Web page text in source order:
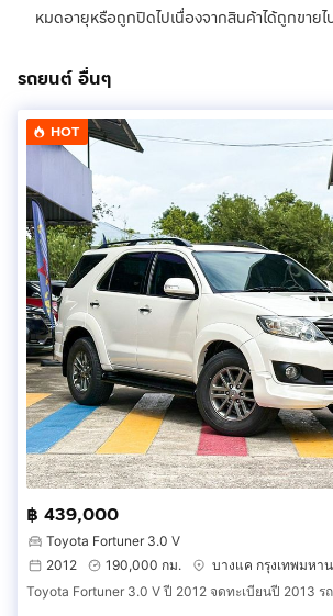
หมดอายุหรือถูกปิดไปเนื่องจากสินค้าได้ถูกขายไ
รถยนต์ อื่นๆ
HOT
฿ 439,000
Toyota Fortuner 3.0 V
2012
190,000 กม.
บางแค กรุงเทพมหา